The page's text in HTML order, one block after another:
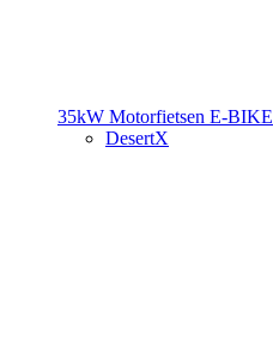
35kW Motorfietsen E-BIKE
DesertX